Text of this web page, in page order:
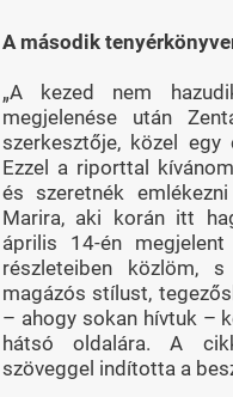
A második
„A kezed nem
megjelenése után
szerkesztője, közel
Ezzel a riporttal
és szeretnék
Marira, aki korán itt
április 14-én
részleteiben közlöm,
magázós stílust,
– ahogy sokan hívtuk –
hátsó oldalára. A
szöveggel indította a